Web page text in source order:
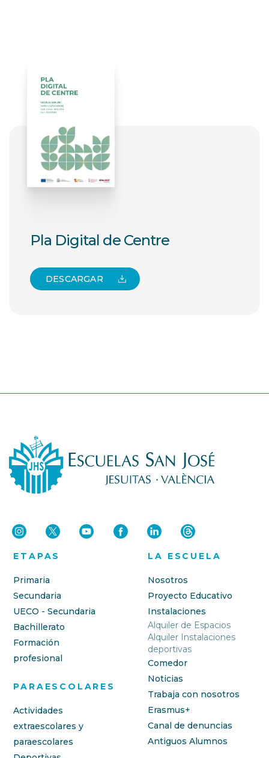
Pla Digital de Centre
DESCARGAR
ETAPAS
Primaria
Secundaria
UECO - Secundaria
Bachillerato
Formación
profesional
PARAESCOLARES
Actividades
extraescolares y
paraescolares
LA ESCUELA
Nosotros
Proyecto Educativo
Instalaciones
Alquiler de Espacios
Alquiler Instalaciones
deportivas
Comedor
Noticias
Trabaja con nosotros
Erasmus+
Canal de denuncias
Antiguos Alumnos